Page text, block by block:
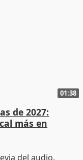
01:38
de 2027:
más en